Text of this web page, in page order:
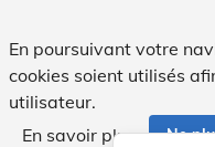
En poursuivant votre
cookies soient utilisés
utilisateur.
En savoir plus
Ne